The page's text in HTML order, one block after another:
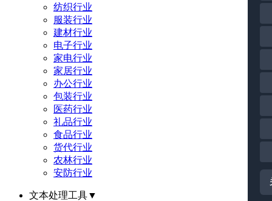
纺织行业
服装行业
建材行业
电子行业
家电行业
家居行业
办公行业
包装行业
医药行业
礼品行业
食品行业
货代行业
农林行业
安防行业
文本处理工具▼